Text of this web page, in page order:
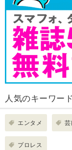
人気のキーワード
エンタメ 芸
プロレス